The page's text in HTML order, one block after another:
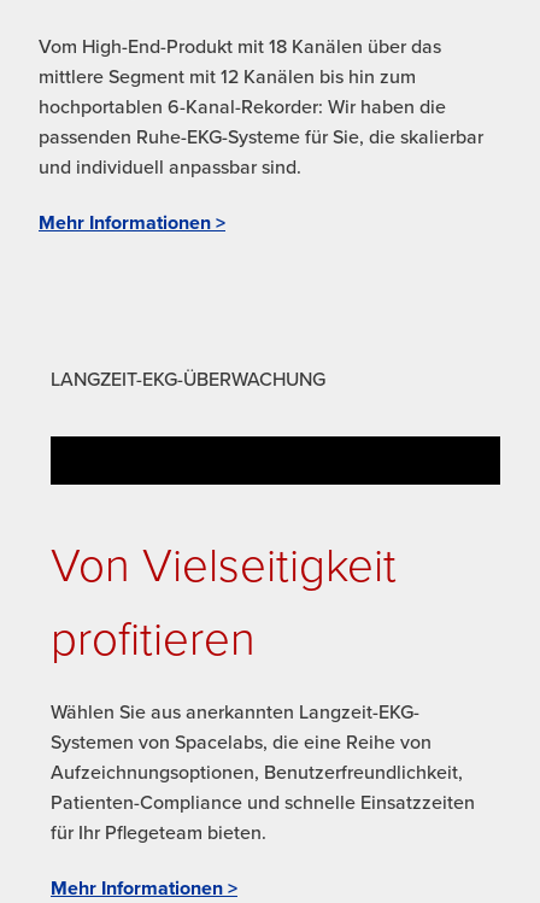
Vom High-End-Produkt mit 18 Kanälen über das
mittlere Segment mit 12 Kanälen bis hin zum
hochportablen 6-Kanal-Rekorder: Wir haben die
passenden Ruhe-EKG-Systeme für Sie, die skalierbar
und individuell anpassbar sind.
Mehr Informationen >
LANGZEIT-EKG-ÜBERWACHUNG
Von Vielseitigkeit
profitieren
Wählen Sie aus anerkannten Langzeit-EKG-
Systemen von Spacelabs, die eine Reihe von
Aufzeichnungsoptionen, Benutzerfreundlichkeit,
Patienten-Compliance und schnelle Einsatzzeiten
für Ihr Pflegeteam bieten.
Mehr Informationen >